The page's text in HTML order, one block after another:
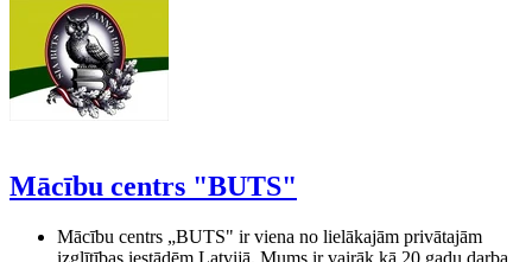
Mācību centrs "BUTS"
Mācību centrs „BUTS" ir viena no lielākajām privātajām
izglītības iestādēm Latvijā. Mums ir vairāk kā 20 gadu darba